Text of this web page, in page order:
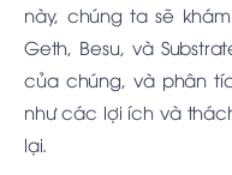
này, chúng ta sẽ
Geth, Besu, và
của chúng, và phân
như các lợi ích và
lại.